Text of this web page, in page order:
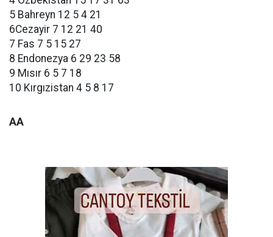
5 Bahreyn 12 5 4 21
6Cezayir 7 12 21 40
7 Fas 7 5 15 27
8 Endonezya 6 29 23 58
9 Mısır 6 5 7 18
10 Kırgızistan 4 5 8 17
AA